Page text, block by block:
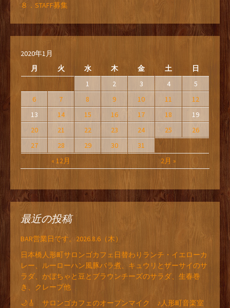
８．STAFF募集
2020年1月
月
火 水 木 金 土 日
« 12月 2月 »
1 2 3 4
5
6
7 8 9 10 11
12
13
14 15 16 17 18
19
20
21 22 23 24 25
26
27
28 29 30 31
最近の投稿
BAR営業日です。2026.8.6（木）
日本橋人形町サロンゴカフェ日替わりランチ・イエローカ
レー、ルーローハン風豚バラ煮、キュウリとザーサイのサ
ラダ、かぼちゃと豆とブラウンチーズのサラダ、生春巻
き、クレープ他
🌙🎸 サロンゴカフェのオープンマイク ♪人形町音楽室